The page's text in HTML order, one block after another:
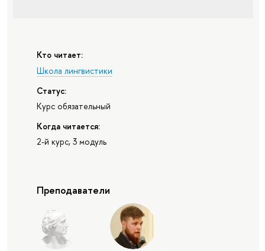
Кто читает:
Школа лингвистики
Статус:
Курс обязательный
Когда читается:
2-й курс, 3 модуль
Преподаватели